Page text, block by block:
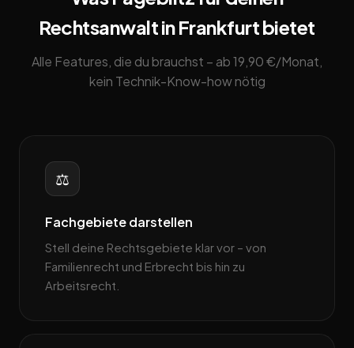
Rechtsanwalt in Frankfurt bietet
Alle Features, die du brauchst – ab 19,90 €/Monat,
kein Technik-Know-how nötig
⚖️
Fachgebiete darstellen
Stell deine Rechtsgebiete klar vor – von
Familienrecht und Erbrecht bis hin zu
Arbeitsrecht.